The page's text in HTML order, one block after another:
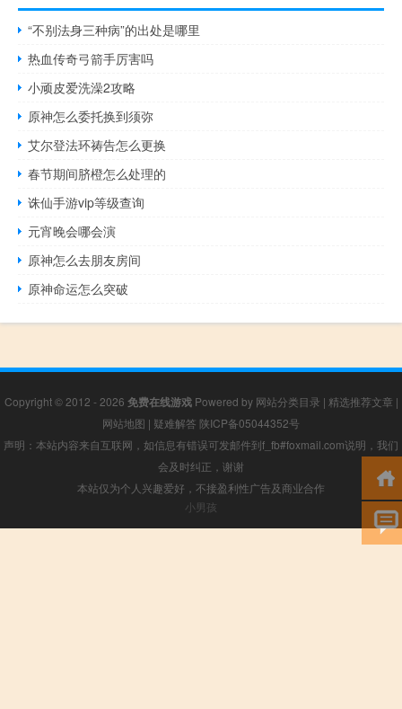
“不别法身三种病”的出处是哪里
热血传奇弓箭手厉害吗
小顽皮爱洗澡2攻略
原神怎么委托换到须弥
艾尔登法环祷告怎么更换
春节期间脐橙怎么处理的
诛仙手游vip等级查询
元宵晚会哪会演
原神怎么去朋友房间
原神命运怎么突破
Copyright © 2012 - 2026 免费在线游戏Powered by 网站分类目录 | 精选推荐文章 |
网站地图 | 疑难解答 陕ICP备05044352号
声明：本站内容来自互联网，如信息有错误可发邮件到f_fb#foxmail.com说明，我们
会及时纠正，谢谢
本站仅为个人兴趣爱好，不接盈利性广告及商业合作
小男孩